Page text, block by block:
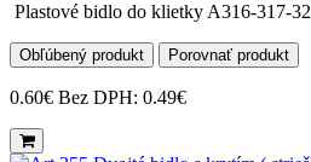
Plastové bidlo do klietky A316-317-
Obľúbený produkt Porovnať produkt
0.60€ Bez DPH: 0.49€